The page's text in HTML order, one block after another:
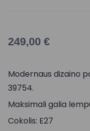
249,00 €
Modernaus dizaino
39754.
Maksimali galia
Cokolis: E27